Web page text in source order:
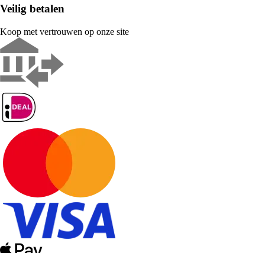
Veilig betalen
Koop met vertrouwen op onze site